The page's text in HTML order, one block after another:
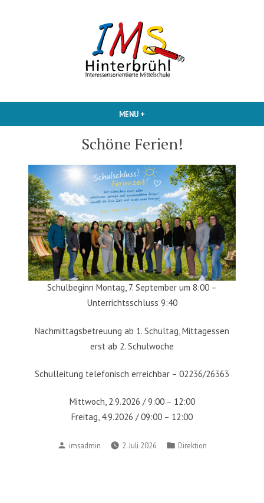
IMS Hinterbruehl
MENU +
Schöne Ferien!
Schulbeginn Montag, 7. September um 8:00 –
Unterrichtsschluss 9:40
Nachmittagsbetreuung ab 1. Schultag, Mittagessen
erst ab 2. Schulwoche
Schulleitung telefonisch erreichbar – 02236/26363
Mittwoch, 2.9.2026 / 9:00 – 12:00
Freitag, 4.9.2026 / 09:00 – 12:00
Posted
imsadmin 2. Juli 2026
Posted
Direktion